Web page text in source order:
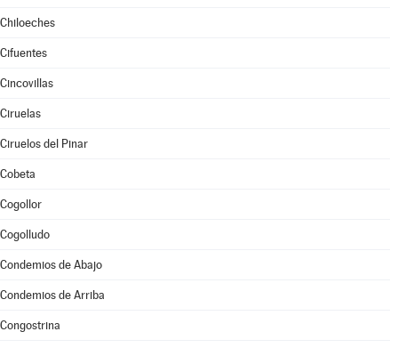
Chiloeches
Cifuentes
Cincovillas
Ciruelas
Ciruelos del Pinar
Cobeta
Cogollor
Cogolludo
Condemios de Abajo
Condemios de Arriba
Congostrina